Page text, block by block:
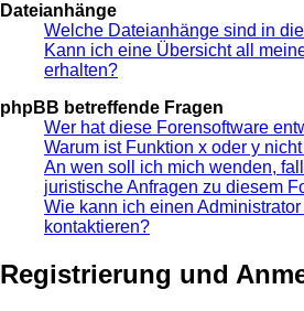
Dateianhänge
Welche Dateianhänge sind in
Kann ich eine Übersicht all
erhalten?
phpBB betreffende Fragen
Wer hat diese Forensoftware
Warum ist Funktion x oder y
An wen soll ich mich wenden,
juristische Anfragen zu diesem
Wie kann ich einen
kontaktieren?
Registrierung und